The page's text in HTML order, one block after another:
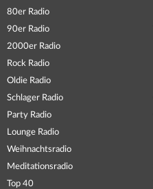
80er Radio
90er Radio
2000er Radio
Rock Radio
Oldie Radio
Schlager Radio
Party Radio
Lounge Radio
Weihnachtsradio
Meditationsradio
Top 40